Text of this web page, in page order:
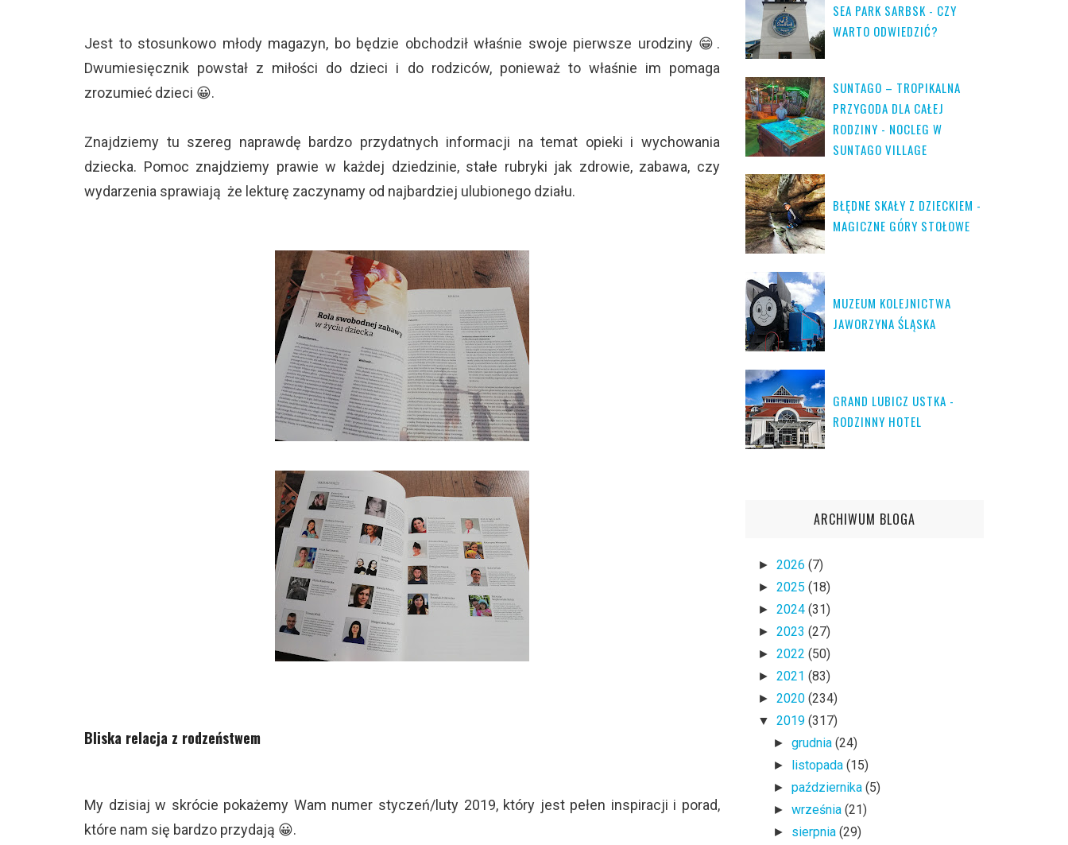
Jest to stosunkowo młody magazyn, bo będzie obchodził właśnie swoje pierwsze urodziny 😁.
Dwumiesięcznik powstał z miłości do dzieci i do rodziców, ponieważ to właśnie im pomaga
zrozumieć dzieci 😀.
Znajdziemy tu szereg naprawdę bardzo przydatnych informacji na temat opieki i wychowania
dziecka. Pomoc znajdziemy prawie w każdej dziedzinie, stałe rubryki jak zdrowie, zabawa, czy
wydarzenia sprawiają że lekturę zaczynamy od najbardziej ulubionego działu.
Bliska relacja z rodzeństwem
My dzisiaj w skrócie pokażemy Wam numer styczeń/luty 2019, który jest pełen inspiracji i porad,
które nam się bardzo przydają 😀.
SEA PARK SARBSK - CZY
WARTO ODWIEDZIĆ?
SUNTAGO – TROPIKALNA
PRZYGODA DLA CAŁEJ
RODZINY - NOCLEG W
SUNTAGO VILLAGE
BŁĘDNE SKAŁY Z DZIECKIEM -
MAGICZNE GÓRY STOŁOWE
MUZEUM KOLEJNICTWA
JAWORZYNA ŚLĄSKA
GRAND LUBICZ USTKA -
RODZINNY HOTEL
ARCHIWUM BLOGA
► 2026 (7)
► 2025 (18)
► 2024 (31)
► 2023 (27)
► 2022 (50)
► 2021 (83)
► 2020 (234)
▼ 2019 (317)
►grudnia(24)
► listopada(15)
►października(5)
►września(21)
► sierpnia(29)